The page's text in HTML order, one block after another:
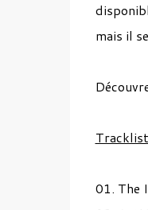
mais il
Tracklist
01. The